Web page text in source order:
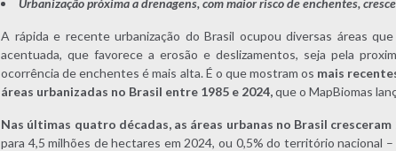
Urbanização próxima a drenagens, com maior risco de enchentes,
A rápida e recente urbanização do Brasil ocupou diversas áreas
acentuada, que favorece a erosão e deslizamentos, seja pela
ocorrência de enchentes é mais alta. É o que mostram os mais
áreas urbanizadas no Brasil entre 1985 e 2024,que o MapBiomas
Nas últimas quatro décadas, as áreas urbanas no Brasil cresceram
para 4,5 milhões de hectares em 2024, ou 0,5% do território nacional